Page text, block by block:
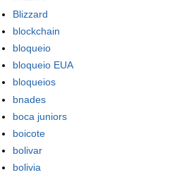
Blizzard
blockchain
bloqueio
bloqueio EUA
bloqueios
bnades
boca juniors
boicote
bolivar
bolivia